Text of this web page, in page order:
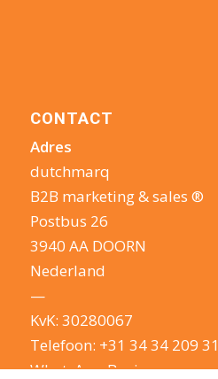
CONTACT
Adres
dutchmarq
B2B marketing & sales ®
Postbus 26
3940 AA DOORN
Nederland
—
KvK: 30280067
Telefoon: +31 34 34 209 31
WhatsApp Business